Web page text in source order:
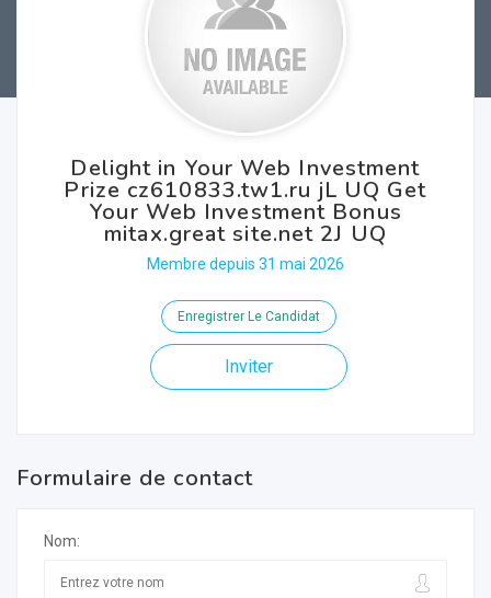
Delight in Your Web Investment
Prize cz610833.tw1.ru jL UQ Get
Your Web Investment Bonus
mitax.great site.net 2J UQ
Membre depuis 31 mai 2026
Enregistrer Le Candidat
Inviter
Formulaire de contact
Nom: